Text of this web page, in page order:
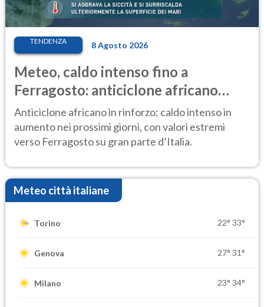
TENDENZA 8 Agosto 2026
Meteo, caldo intenso fino a
Ferragosto: anticiclone africano
ancora protagonista
Anticiclone africano in rinforzo: caldo intenso in
aumento nei prossimi giorni, con valori estremi
verso Ferragosto su gran parte d’Italia.
Meteo città italiane
Torino 22° 33°
Genova 27° 31°
Milano 23° 34°